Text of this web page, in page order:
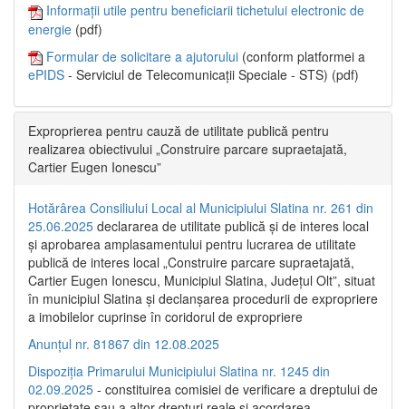
Informații utile pentru beneficiarii tichetului electronic de
energie (pdf)
Formular de solicitare a ajutorului (conform platformei a
ePIDS - Serviciul de Telecomunicații Speciale - STS) (pdf)
Exproprierea pentru cauză de utilitate publică pentru
realizarea obiectivului „Construire parcare supraetajată,
Cartier Eugen Ionescu”
Hotărârea Consiliului Local al Municipiului Slatina nr. 261 din
25.06.2025 declararea de utilitate publică și de interes local
și aprobarea amplasamentului pentru lucrarea de utilitate
publică de interes local „Construire parcare supraetajată,
Cartier Eugen Ionescu, Municipiul Slatina, Județul Olt”, situat
în municipiul Slatina și declanșarea procedurii de expropriere
a imobilelor cuprinse în coridorul de expropriere
Anunțul nr. 81867 din 12.08.2025
Dispoziția Primarului Municipiului Slatina nr. 1245 din
02.09.2025 - constituirea comisiei de verificare a dreptului de